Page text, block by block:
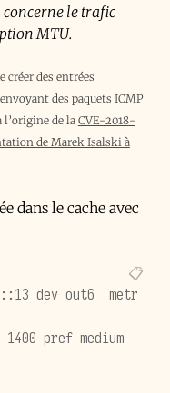
le trafic
MTU.
créer des entrées
des paquets ICMP
l’origine de la CVE-2018-
de Marek Isalski à
dans le cache avec
dev out6  metr
1400 pref medium